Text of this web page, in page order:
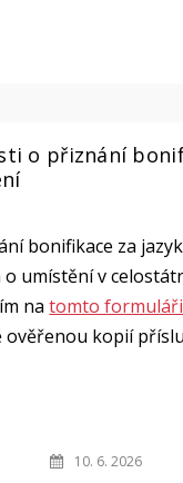
o přiznání
bonifikace za
umístění v
natomto formuláři
ověřenou kopií
10. 6. 2026